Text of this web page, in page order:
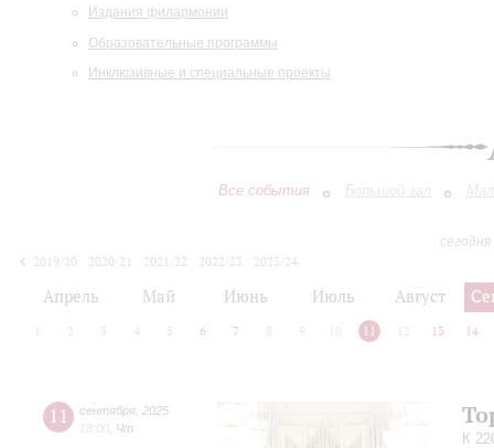
Издания филармонии
Образовательные программы
Инклюзивные и специальные проекты
Все события Большой зал
2019/20
2020/21 2021/22 2022/23
2023/24
Апрель Май Июнь Июль Август
2 3 4 5 6 7 8 9 10 11 12 13 14
11 сентября 2025
18:00 Чт
К